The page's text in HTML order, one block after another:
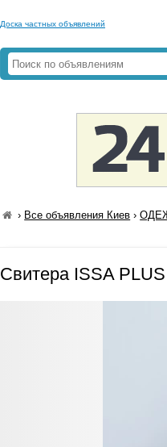
Доска частных объявлений
› Все объявления Киев ›
Свитера ISSA